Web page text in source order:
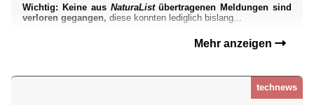
Wichtig: Keine aus NaturaListübertragenen Meldungen sind
verloren gegangen, diese konnten lediglich bislang...
Mehr anzeigen
technews